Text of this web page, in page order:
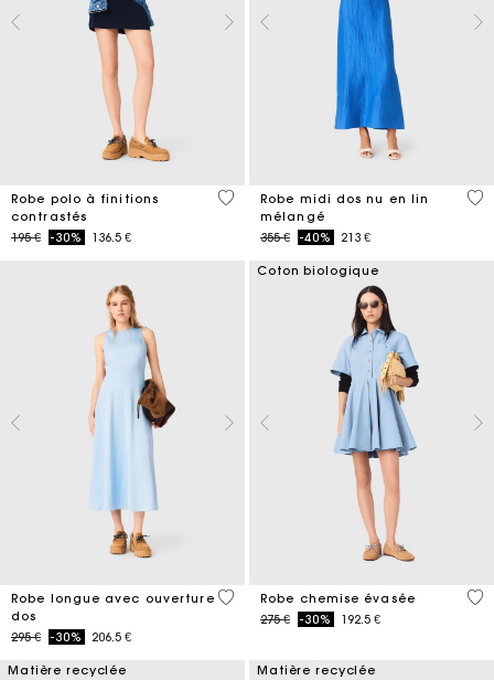
Robe polo à finitions
contrastés
Price reduced from
195 €to-30% 136.5 €
5 out of 5 Customer Rating
Robe midi dos nu en lin
mélangé
Price reduced from
355 €to-40% 213 €
4,8
Robe longue avec ouverture
dos
Price reduced from
295 €to-30% 206.5 €
4,4 out of 5 Customer Rating
Coton biologique
Robe chemise évasée
Price reduced from
275 €to-30% 192.5 €
4,1
Matière recyclée Matière recyclée